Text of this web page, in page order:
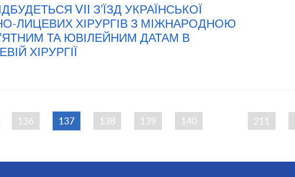
VII З’ЇЗД УКРАЇНСЬКОЇ
ЛИЦЕВИХ ХІРУРГІВ З МІЖНАРОДНОЮ
ТА ЮВІЛЕЙНИМ ДАТАМ В
ХІРУРГІЇ
136 137 138 139 140 211